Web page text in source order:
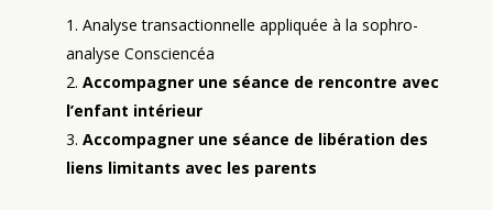
Analyse transactionnelle appliquée à la sophro-
analyse Consciencéa
Accompagner une séance de rencontre avec
l’enfant intérieur
Accompagner une séance de libération des
liens limitants avec les parents